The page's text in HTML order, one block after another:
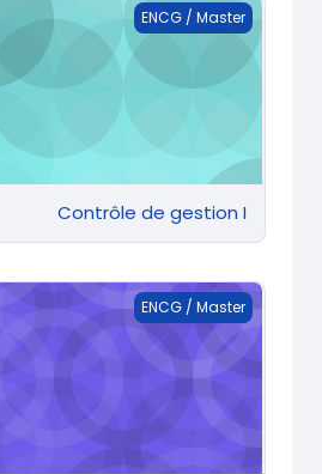
Contrôle de gestion I
ENCG / Master
Contrôle de gestion I
Contrôle de gestion bancaire
ENCG / Master